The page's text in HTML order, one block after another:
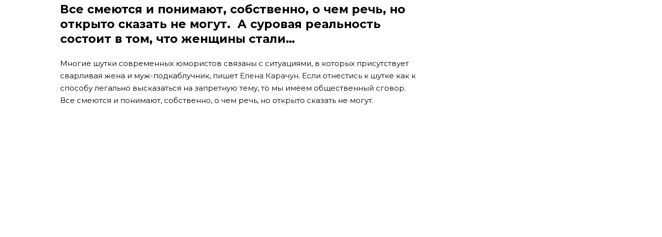
Все смеются и понимают, собственно, о чем речь, но
открыто сказать не могут. А суровая реальность
состоит в том, что женщины стали…
Многие шутки современных юмористов связаны с ситуациями, в которых присутствует
сварливая жена и муж-подкаблучник, пишет Елена Карачун. Если отнестись к шутке как к
способу легально высказаться на запретную тему, то мы имеем общественный сговор.
Все смеются и понимают, собственно, о чем речь, но открыто сказать не могут.